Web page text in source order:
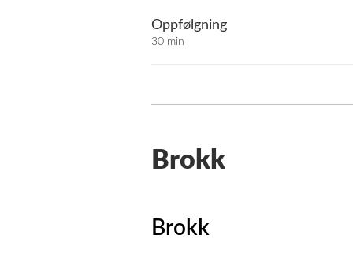
Oppfølgning
30 min
Brokk
Brokk